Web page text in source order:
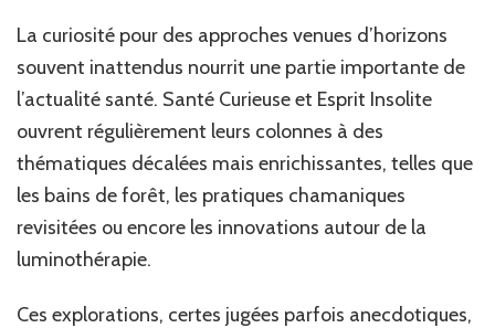
La curiosité pour des approches venues d’horizons
souvent inattendus nourrit une partie importante de
l’actualité santé. Santé Curieuse et Esprit Insolite
ouvrent régulièrement leurs colonnes à des
thématiques décalées mais enrichissantes, telles que
les bains de forêt, les pratiques chamaniques
revisitées ou encore les innovations autour de la
luminothérapie.
Ces explorations, certes jugées parfois anecdotiques,